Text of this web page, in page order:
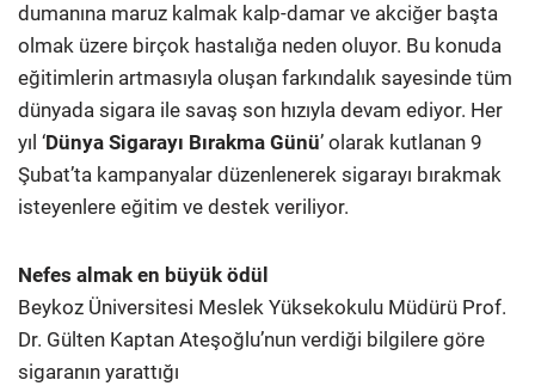
dumanına maruz kalmak kalp-damar ve akciğer başta
olmak üzere birçok hastalığa neden oluyor. Bu konuda
eğitimlerin artmasıyla oluşan farkındalık sayesinde tüm
dünyada sigara ile savaş son hızıyla devam ediyor. Her
yıl ‘Dünya Sigarayı Bırakma Günü’ olarak kutlanan 9
Şubat’ta kampanyalar düzenlenerek sigarayı bırakmak
isteyenlere eğitim ve destek veriliyor.
Nefes almak en büyük ödül
Beykoz Üniversitesi Meslek Yüksekokulu Müdürü Prof.
Dr. Gülten Kaptan Ateşoğlu’nun verdiği bilgilere göre
sigaranın yarattığı